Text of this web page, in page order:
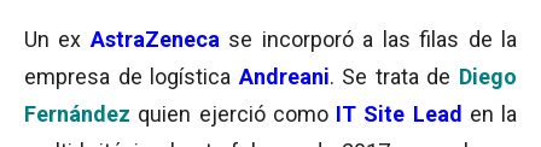
Un ex AstraZeneca se incorporó a las filas de la
empresa de logística Andreani. Se trata de Diego
Fernández quien ejerció como IT Site Lead en la